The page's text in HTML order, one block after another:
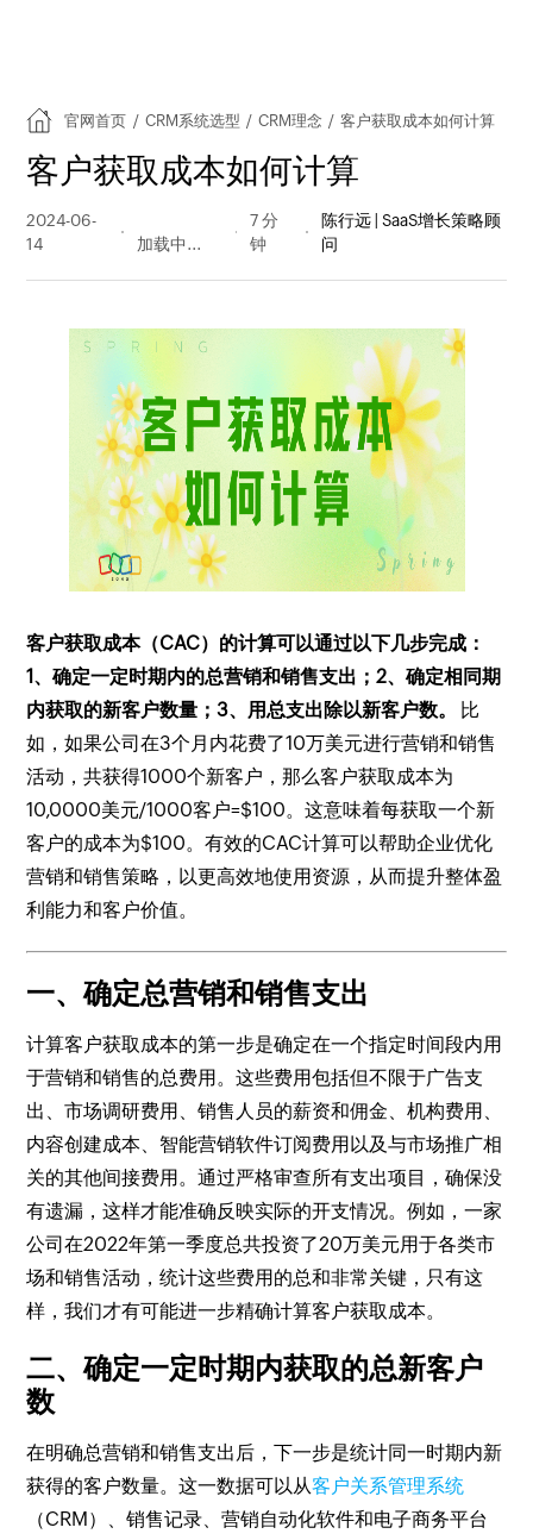
官网首页 / CRM系统选型 / CRM理念 / 客户获取成本如何计算
客户获取成本如何计算
2024-06-
14
量
7 分
钟
陈行远 | SaaS增长策略顾
问
客户获取成本（CAC）的计算可以通过以下几步完成：
1、确定一定时期内的总营销和销售支出；2、确定相同期
内获取的新客户数量；3、用总支出除以新客户数。
比
如，如果公司在3个月内花费了10万美元进行营销和销售
活动，共获得1000个新客户，那么客户获取成本为
10,0000美元/1000客户=$100。这意味着每获取一个新
客户的成本为$100。有效的CAC计算可以帮助企业优化
营销和销售策略，以更高效地使用资源，从而提升整体盈
利能力和客户价值。
一、确定总营销和销售支出
计算客户获取成本的第一步是确定在一个指定时间段内用
于营销和销售的总费用。这些费用包括但不限于广告支
出、市场调研费用、销售人员的薪资和佣金、机构费用、
内容创建成本、智能营销软件订阅费用以及与市场推广相
关的其他间接费用。通过严格审查所有支出项目，确保没
有遗漏，这样才能准确反映实际的开支情况。例如，一家
公司在2022年第一季度总共投资了20万美元用于各类市
场和销售活动，统计这些费用的总和非常关键，只有这
样，我们才有可能进一步精确计算客户获取成本。
二、确定一定时期内获取的总新客户
数
在明确总营销和销售支出后，下一步是统计同一时期内新
获得的客户数量。这一数据可以从客户关系管理系统
（CRM）、销售记录、营销自动化软件和电子商务平台